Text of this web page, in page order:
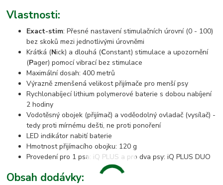
Vlastnosti:
Exact-stim: Přesné nastavení stimulačních úrovní (0 - 100)
bez skoků mezi jednotlivými úrovněmi
Krátká (Nick) a dlouhá (Constant) stimulace a upozornění
(Pager) pomocí vibrací bez stimulace
Maximální dosah: 400 metrů
Výrazně zmenšená velikost přijímače pro menší psy
Rychlonabíjecí lithium polymerové baterie s dobou nabíjení
2 hodiny
Vodotěsný obojek (přijímač) a voděodolný ovladač (vysílač) -
tedy proti mírnému dešti, ne proti ponoření
LED indikátor nabití baterie
Hmotnost přijímacího obojku: 120 g
Provedení pro 1 psa: iQ PLUS a pro dva psy: iQ PLUS DUO
Obsah dodávky: